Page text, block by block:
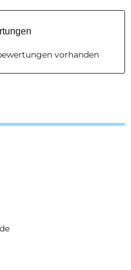
vorhanden